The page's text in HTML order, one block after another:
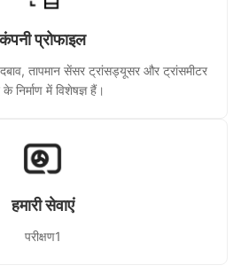
कंपनी प्रोफाइल
तापमान सेंसर ट्रांसड्यूसर और ट्रांसमीटर
निर्माण में विशेषज्ञ हैं।
हमारी सेवाएं
परीक्षण1